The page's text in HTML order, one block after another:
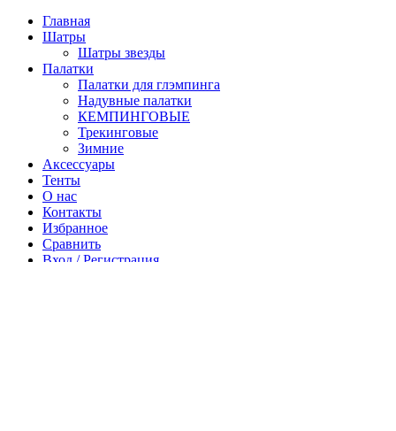
Главная
Шатры
Шатры звезды
Палатки
Палатки для глэмпинга
Надувные палатки
КЕМПИНГОВЫЕ
Трекинговые
Зимние
Аксессуары
Тенты
О нас
Контакты
Избранное
Сравнить
Вход / Регистрация